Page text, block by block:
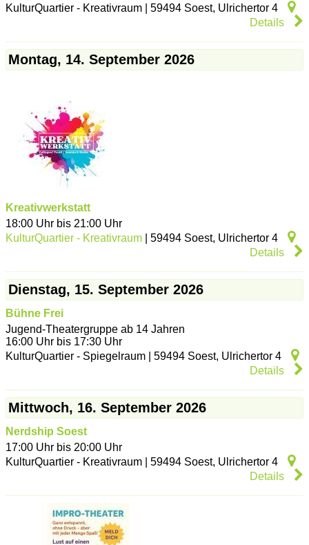
KulturQuartier - Kreativraum
59494 Soest, Ulrichertor 4
Details
Montag, 14. September 2026
Kreativwerkstatt
18:00 Uhr bis 21:00 Uhr
KulturQuartier - Kreativraum
59494 Soest, Ulrichertor 4
Details
Dienstag, 15. September 2026
Bühne Frei
Jugend-Theatergruppe ab 14 Jahren
16:00 Uhr bis 17:30 Uhr
KulturQuartier - Spiegelraum
59494 Soest, Ulrichertor 4
Details
Mittwoch, 16. September 2026
Nerdship Soest
17:00 Uhr bis 20:00 Uhr
KulturQuartier - Kreativraum
59494 Soest, Ulrichertor 4
Details